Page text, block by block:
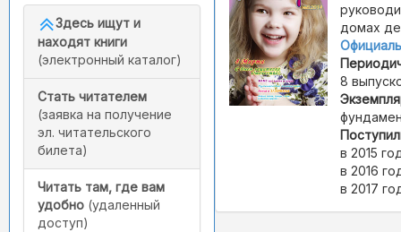
Здесь ищут и
находят книги
(электронный каталог)
Стать читателем
(заявка на получение
эл. читательского
билета)
Читать там, где вам
удобно (удаленный
доступ)
домах
8
в 2015
в 2016
в 2017